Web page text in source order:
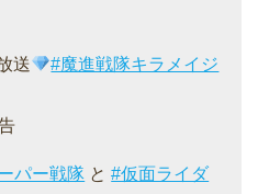
送
#魔進戦隊キラメイジ
パー戦隊 と#仮面ライダ